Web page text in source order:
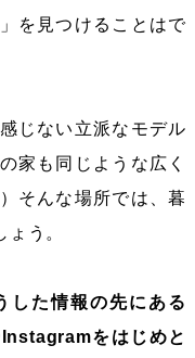
を見つけることはで
じない立派なモデル
家も同じような広く
そんな場所では、暮
う。
した情報の先にある
Instagramをはじめと